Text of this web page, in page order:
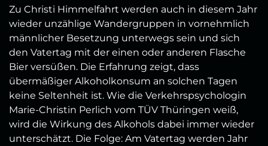
Zu Christi Himmelfahrt werden auch in diesem Jahr
wieder unzählige Wandergruppen in vornehmlich
männlicher Besetzung unterwegs sein und sich
den Vatertag mit der einen oder anderen Flasche
Bier versüßen. Die Erfahrung zeigt, dass
übermäßiger Alkoholkonsum an solchen Tagen
keine Seltenheit ist. Wie die Verkehrspsychologin
Marie-Christin Perlich vom TÜV Thüringen weiß,
wird die Wirkung des Alkohols dabei immer wieder
unterschätzt. Die Folge: Am Vatertag werden Jahr